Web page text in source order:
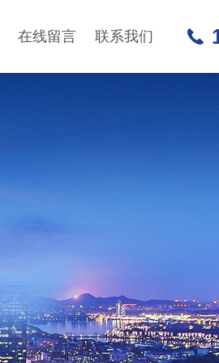
在线留言 联系我们